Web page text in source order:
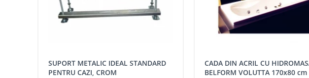
SUPORT METALIC IDEAL STANDARD
PENTRU CAZI, CROM
CADA DIN ACRIL CU HIDROMASAJ (S1)
BELFORM VOLUTTA 170x80 cm